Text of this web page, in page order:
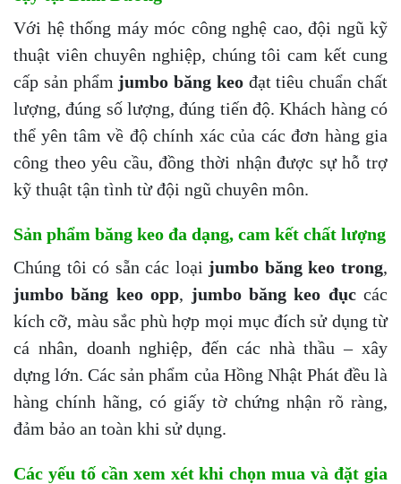
Với hệ thống máy móc công nghệ cao, đội ngũ kỹ
thuật viên chuyên nghiệp, chúng tôi cam kết cung
cấp sản phẩm jumbo băng keođạt tiêu chuẩn chất
lượng, đúng số lượng, đúng tiến độ. Khách hàng có
thể yên tâm về độ chính xác của các đơn hàng gia
công theo yêu cầu, đồng thời nhận được sự hỗ trợ
kỹ thuật tận tình từ đội ngũ chuyên môn.
Sản phẩm băng keo đa dạng, cam kết chất lượng
Chúng tôi có sẵn các loại jumbo băng keo trong,
jumbo băng keo opp, jumbo băng keo đụccác
kích cỡ, màu sắc phù hợp mọi mục đích sử dụng từ
cá nhân, doanh nghiệp, đến các nhà thầu – xây
dựng lớn. Các sản phẩm của Hồng Nhật Phát đều là
hàng chính hãng, có giấy tờ chứng nhận rõ ràng,
đảm bảo an toàn khi sử dụng.
Các yếu tố cần xem xét khi chọn mua và đặt gia